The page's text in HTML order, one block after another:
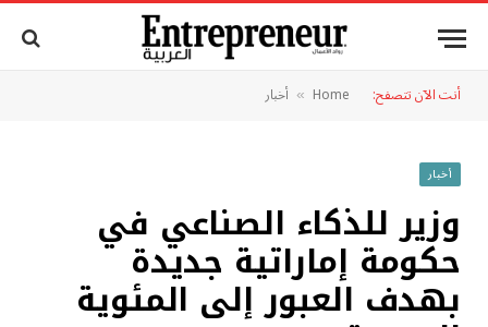
أنت الآن تتصفح: Home
» أخبار
أخبار
وزير للذكاء الصناعي في
حكومة إماراتية جديدة
بهدف العبور إلى المئوية